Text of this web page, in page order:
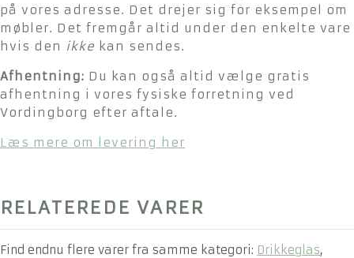
på vores adresse. Det drejer sig for eksempel om
møbler. Det fremgår altid under den enkelte vare
hvis den ikke kan sendes.
Afhentning: Du kan også altid vælge gratis
afhentning i vores fysiske forretning ved
Vordingborg efter aftale.
Læs mere om levering her
RELATEREDE VARER
Find endnu flere varer fra samme kategori: Drikkeglas,